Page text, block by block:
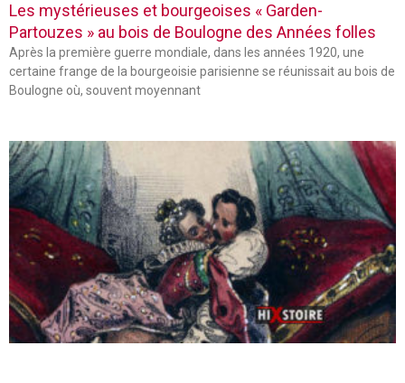
Les mystérieuses et bourgeoises « Garden-
Partouzes » au bois de Boulogne des Années folles
Après la première guerre mondiale, dans les années 1920, une
certaine frange de la bourgeoisie parisienne se réunissait au bois de
Boulogne où, souvent moyennant